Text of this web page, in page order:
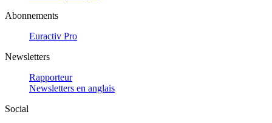
Abonnements
Euractiv Pro
Newsletters
Rapporteur
Newsletters en anglais
Social